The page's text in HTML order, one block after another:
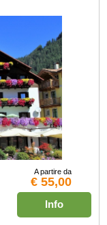
A partire da
€ 55,00
Info